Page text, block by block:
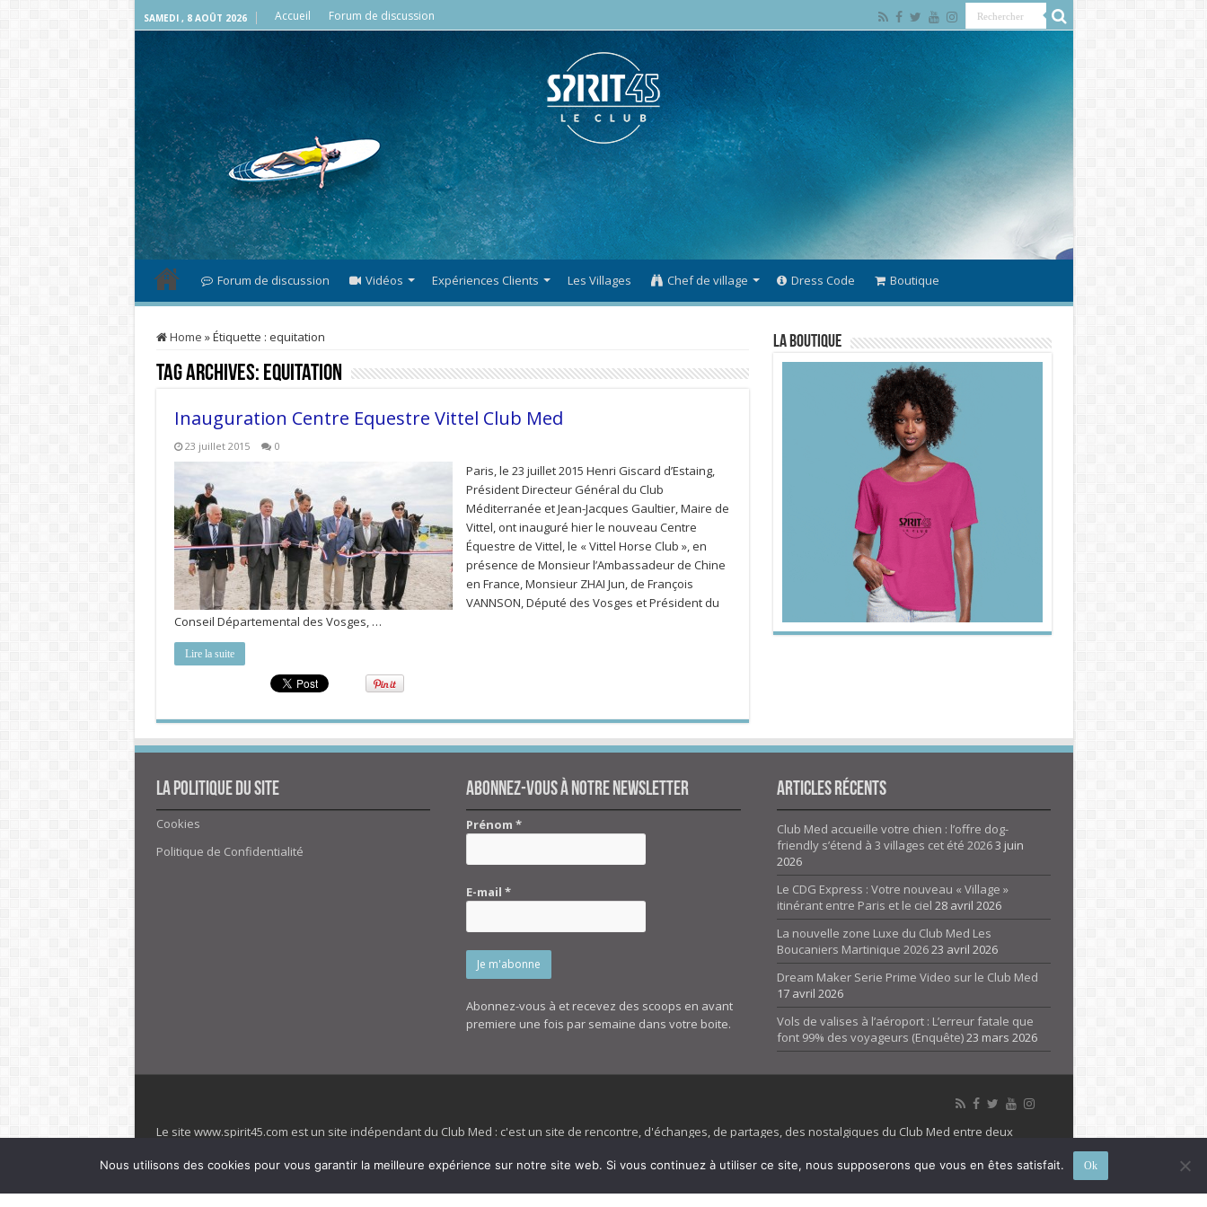
SAMEDI , 8 AOÛT 2026 Accueil Forum de discussion
Forum de discussion Vidéos Expériences Clients Les Villages Chef de village Dress Code Boutique
Home »Étiquette : equitation
Tag Archives: equitation
Inauguration Centre Equestre Vittel Club Med
23 juillet 2015 0
Paris, le 23 juillet 2015 Henri Giscard d’Estaing,
Président Directeur Général du Club
Méditerranée et Jean-Jacques Gaultier, Maire de
Vittel, ont inauguré hier le nouveau Centre
Équestre de Vittel, le « Vittel Horse Club », en
présence de Monsieur l’Ambassadeur de Chine
en France, Monsieur ZHAI Jun, de François
VANNSON, Député des Vosges et Président du
Conseil Départemental des Vosges, …
Lire la suite
La Boutique
La politique du site
Cookies
Politique de Confidentialité
Abonnez-vous à notre newsletter
Prénom*
E-mail*
Abonnez-vous à et recevez des scoops en avant
premiere une fois par semaine dans votre boite.
Articles Récents
Club Med accueille votre chien : l’offre dog-
friendly s’étend à 3 villages cet été 20263 juin
2026
Le CDG Express : Votre nouveau « Village »
itinérant entre Paris et le ciel 28 avril 2026
La nouvelle zone Luxe du Club Med Les
Boucaniers Martinique 202623 avril 2026
Dream Maker Serie Prime Video sur le Club Med
17 avril 2026
Vols de valises à l’aéroport : L’erreur fatale que
font 99% des voyageurs (Enquête)23 mars 2026
Le site www.spirit45.com est un site indépendant du Club Med : c'est un site de rencontre, d'échanges, de partages, des nostalgiques du Club Med entre deux
villages. Club Med est une marque déposée. Spirit 45 et son forum ne sont pas liés au ClubMed et la marque citée est la propriété de son détenteur respectif. Le site
officiel de la marque est : www.clubmed.fr Les images de fond de page de cette page d'accueil sont la propriétés de la marque Club Med, Tous droits réservés - 2026
Nous utilisons des cookies pour vous garantir la meilleure expérience sur notre site web. Si vous continuez à utiliser ce site, nous supposerons que vous en êtes satisfait. Ok